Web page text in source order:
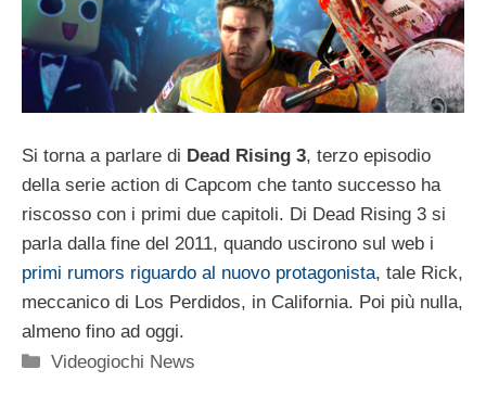
Si torna a parlare di Dead Rising 3, terzo episodio
della serie action di Capcom che tanto successo ha
riscosso con i primi due capitoli. Di Dead Rising 3 si
parla dalla fine del 2011, quando uscirono sul web i
primi rumors riguardo al nuovo protagonista, tale Rick,
meccanico di Los Perdidos, in California. Poi più nulla,
almeno fino ad oggi.
Categorie
Videogiochi News